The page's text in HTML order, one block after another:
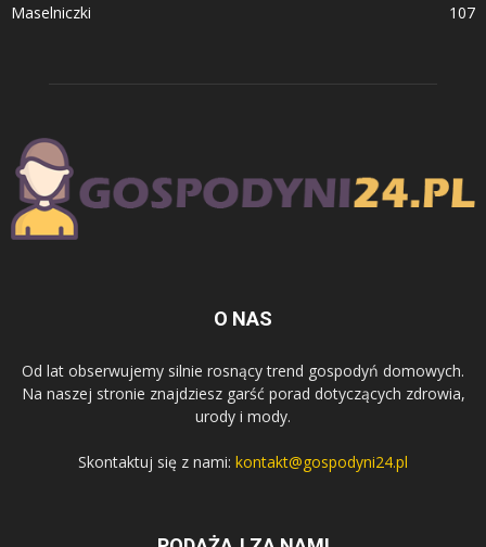
Maselniczki
107
O NAS
Od lat obserwujemy silnie rosnący trend gospodyń domowych.
Na naszej stronie znajdziesz garść porad dotyczących zdrowia,
urody i mody.
Skontaktuj się z nami: kontakt@gospodyni24.pl